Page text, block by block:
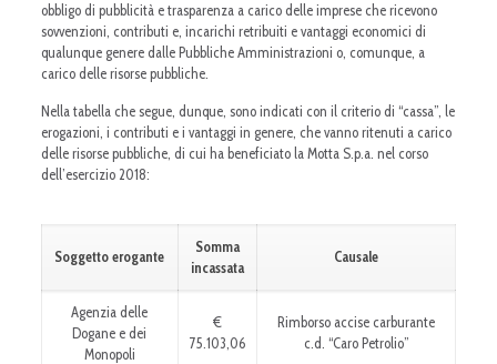
obbligo di pubblicità e trasparenza a carico delle imprese che ricevono
sovvenzioni, contributi e, incarichi retribuiti e vantaggi economici di
qualunque genere dalle Pubbliche Amministrazioni o, comunque, a
carico delle risorse pubbliche.
Nella tabella che segue, dunque, sono indicati con il criterio di “cassa”, le
erogazioni, i contributi e i vantaggi in genere, che vanno ritenuti a carico
delle risorse pubbliche, di cui ha beneficiato la Motta S.p.a. nel corso
dell’esercizio 2018:
Soggetto erogante
Somma
incassata
Causale
Agenzia delle
Dogane e dei
Monopoli
€
75.103,06
Rimborso accise carburante
c.d. “Caro Petrolio”